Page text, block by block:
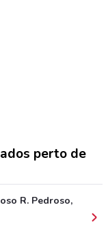
perto de
R. Pedroso,